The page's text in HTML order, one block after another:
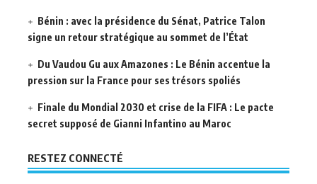
Bénin : avec la présidence du Sénat, Patrice Talon
signe un retour stratégique au sommet de l’État
Du Vaudou Gu aux Amazones : Le Bénin accentue la
pression sur la France pour ses trésors spoliés
Finale du Mondial 2030 et crise de la FIFA : Le pacte
secret supposé de Gianni Infantino au Maroc
RESTEZ CONNECTÉ